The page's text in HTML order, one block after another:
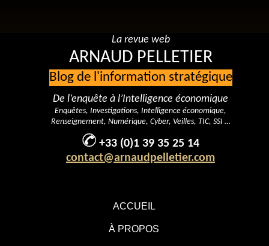
ACCUEIL
À PROPOS
La revue web
ARNAUD PELLETIER
Blog de l'information stratégique
De l’enquête à l’Intelligence économique
Enquêtes, Investigations, Intelligence économique,
Renseignement, Numérique, Cyber, Veilles, TIC, SSI …
+33 (0)1 39 35 25 14
contact@arnaudpelletier.com